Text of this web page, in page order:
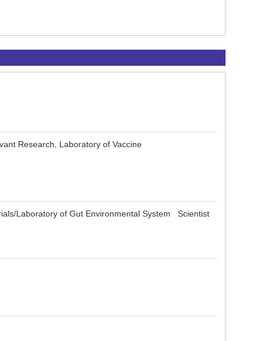
Research, Laboratory of Vaccine
Laboratory of Gut Environmental System Scientist